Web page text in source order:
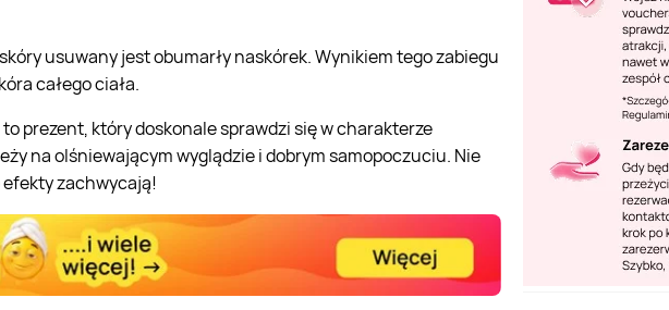
usuwany jest obumarły naskórek. Wynikiem tego zabiegu
całego ciała.
prezent, który doskonale sprawdzi się w charakterze
na olśniewającym wyglądzie i dobrym samopoczuciu. Nie
zachwycają!